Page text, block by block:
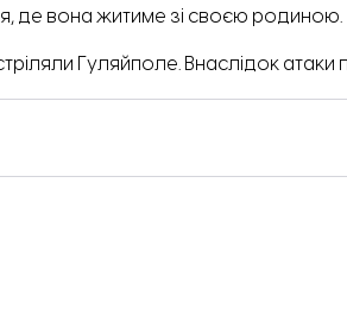
де вона житиме зі своєю родиною.
Гуляйполе. Внаслідок